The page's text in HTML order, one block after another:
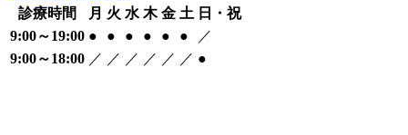
診療時間
月 火 水 木 金 土 日・祝
9:00～19:00 ● ● ● ● ● ●
／
9:00～18:00 ／ ／ ／ ／ ／ ／ ●